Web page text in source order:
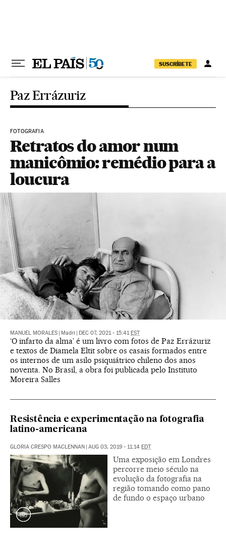
SUSCRÍBETE
Paz Errázuriz
FOTOGRAFIA
Retratos do amor num
manicômio: remédio para a
loucura
MANUEL MORALES Madri DEC 07, 2021 - 15:41 EST
‘O infarto da alma’ é um livro com fotos de Paz Errázuriz
e textos de Diamela Eltit sobre os casais formados entre
os internos de um asilo psiquiátrico chileno dos anos
noventa. No Brasil, a obra foi publicada pelo Instituto
Moreira Salles
Resistência e experimentação na fotografia
latino-americana
GLORIA CRESPO MACLENNAN AUG 03, 2019 - 11:14 EDT
Uma exposição em Londres
percorre meio século na
evolução da fotografia na
região tomando como pano
de fundo o espaço urbano